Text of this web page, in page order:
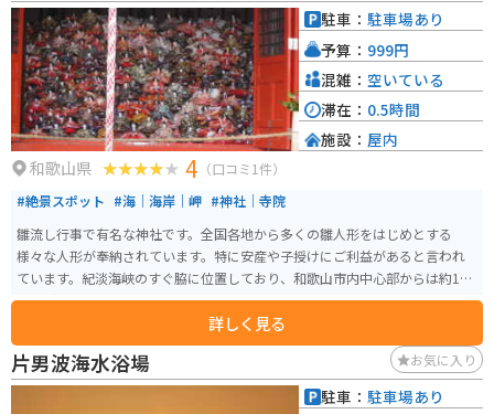
れ、江戸時代のアーチ型石橋は九州地方以外では珍しく、特に勾欄部分の彫
刻が優れています。 保存のため補修工事はなされていますが、現役です。す
ごく短い橋です。なお、すぐ隣には「新 不老橋」が架かっています。そちら
は車バイク通行できます。
和歌山県 4 （口コミ1件）
#絶景スポット #海｜海岸｜岬 #神社｜寺院
雛流し行事で有名な神社です。全国各地から多くの雛人形をはじめとする
様々な人形が奉納されています。特に安産や子授けにご利益があると言われ
ています。紀淡海峡のすぐ脇に位置しており、和歌山市内中心部からは約15
㎞ほどです。
詳しく見る
駐車： 駐車場あり
予算： 999円
混雑： 空いている
滞在： 0.5時間
施設： 屋内
片男波海水浴場 お気に入り
駐車： 駐車場あり